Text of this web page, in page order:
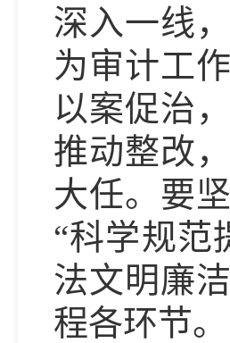
深入一线
为审计工
以案促治
推动整改
大任。要
“科学规范
法文明廉
程各环节。